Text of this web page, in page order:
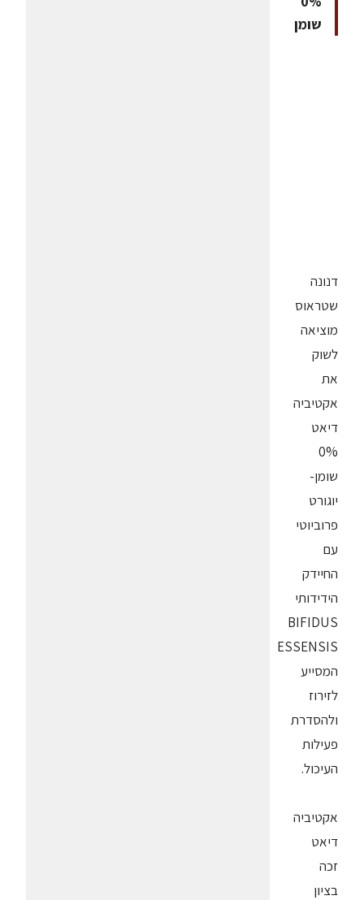
שומן
דנונה
שטראוס
מוציאה
לשוק
את
אקטיביה
דיאט
0%
שומן-
יוגורט
פרוביוטי
עם
החיידק
הידידותי
BIFIDUS
ESSENSIS
המסייע
לזירוז
ולהסדרת
פעילות
העיכול.
אקטיביה
דיאט
זכה
בציון